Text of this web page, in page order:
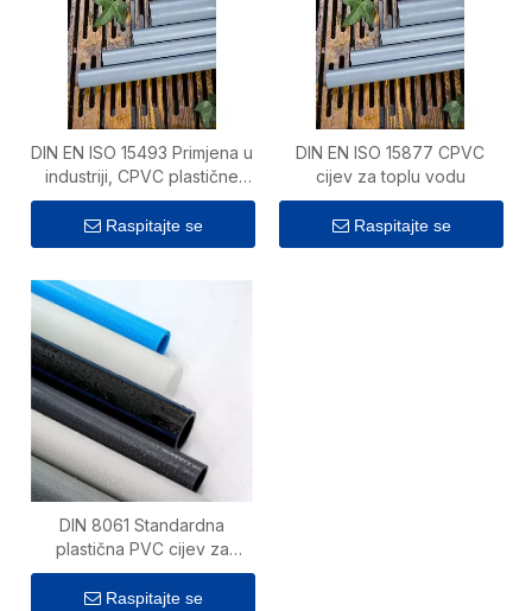
DIN EN ISO 15493 Primjena u
industriji, CPVC plastične
cijevi za toplu vodu
Raspitajte se
DIN EN ISO 15877 CPVC
cijev za toplu vodu
Raspitajte se
DIN 8061 Standardna
plastična PVC cijev za
dovod hladne i tople vode
Raspitajte se